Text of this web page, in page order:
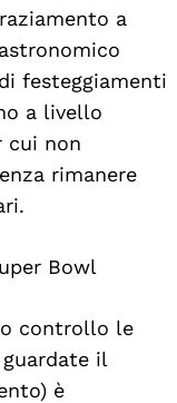
a
festeggiamenti
a livello
cui non
rimanere
Bowl
controllo le
il
è